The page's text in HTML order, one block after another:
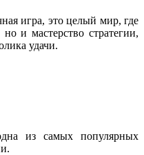
игра, это целый мир, где
и мастерство стратегии,
удачи.
из самых популярных